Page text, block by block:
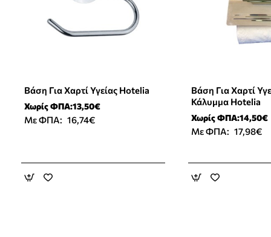
Βάση Για Χαρτί Υγείας Hotelia
Χωρίς ΦΠΑ:13,50€
Με ΦΠΑ: 16,74€
Βάση Για Χαρτί
Κάλυμμα Hotelia
Χωρίς ΦΠΑ:14,50€
Με ΦΠΑ: 17,98€